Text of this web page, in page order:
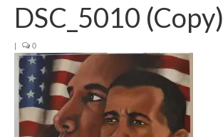
Wir über uns
attraktives Bahnhofsquartier e.V.“
Locations
Karte
DSC_5010 (Copy)
| 0